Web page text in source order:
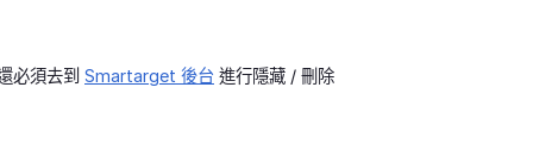
必須去到 Smartarget 後台 進行隱藏 / 刪除